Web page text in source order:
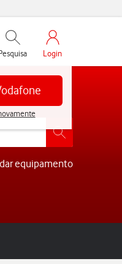
de compras
Pesquisar My Vodafone
Login
equipamento